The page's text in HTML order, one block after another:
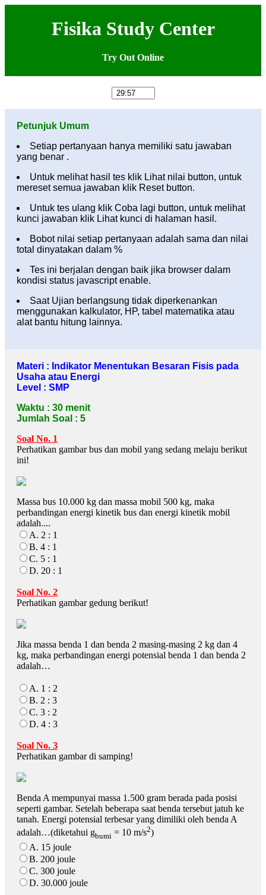
Fisika Study Center
Try Out Online
Petunjuk Umum
Setiap pertanyaan hanya memiliki satu jawaban
yang benar .
Untuk melihat hasil tes klik Lihat nilai button, untuk
mereset semua jawaban klik Reset button.
Untuk tes ulang klik Coba lagi button, untuk melihat
kunci jawaban klik Lihat kunci di halaman hasil.
Bobot nilai setiap pertanyaan adalah sama dan nilai
total dinyatakan dalam %
Tes ini berjalan dengan baik jika browser dalam
kondisi status javascript enable.
Saat Ujian berlangsung tidak diperkenankan
menggunakan kalkulator, HP, tabel matematika atau
alat bantu hitung lainnya.
Materi : Indikator Menentukan Besaran Fisis pada
Usaha atau Energi
Level : SMP
Waktu : 30 menit
Jumlah Soal : 5
Soal No. 1
Perhatikan gambar bus dan mobil yang sedang melaju berikut
ini!
Massa bus 10.000 kg dan massa mobil 500 kg, maka
perbandingan energi kinetik bus dan energi kinetik mobil
adalah....
A. 2 : 1
B. 4 : 1
C. 5 : 1
D. 20 : 1
Soal No. 2
Perhatikan gambar gedung berikut!
Jika massa benda 1 dan benda 2 masing-masing 2 kg dan 4
kg, maka perbandingan energi potensial benda 1 dan benda 2
adalah…
A. 1 : 2
B. 2 : 3
C. 3 : 2
D. 4 : 3
Soal No. 3
Perhatikan gambar di samping!
Benda A mempunyai massa 1.500 gram berada pada posisi
seperti gambar. Setelah beberapa saat benda tersebut jatuh ke
tanah. Energi potensial terbesar yang dimiliki oleh benda A
adalah…(diketahui gbumi = 10 m/s2)
A. 15 joule
B. 200 joule
C. 300 joule
D. 30.000 joule